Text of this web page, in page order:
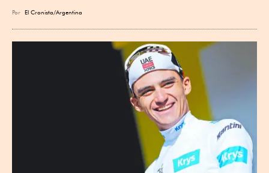
Por El Cronista/Argentina